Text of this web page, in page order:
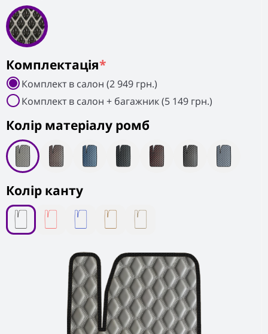
Колiр матеріалу ромб
Колір канту
Комплектація*
Комплект в салон (2 949 грн.)
Комплект в салон + багажник (5 149 грн.)